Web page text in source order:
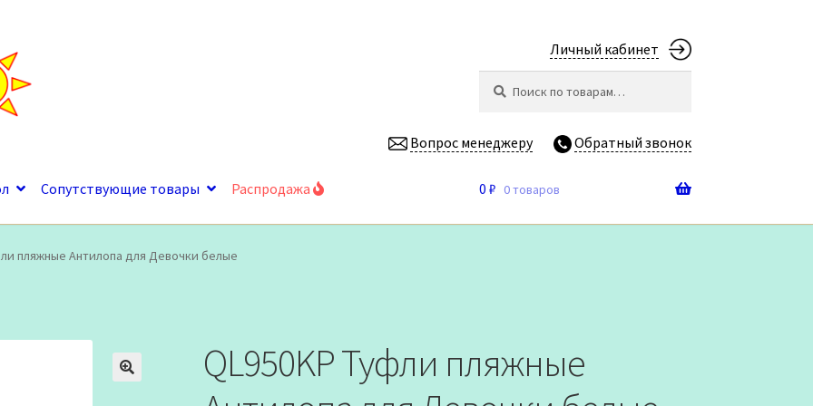
Личный кабинет
Вопрос менеджеру Обратный звонок
Сопутствующие товары Распродажа 0 ₽ 0 товаров
пляжные Антилопа для Девочки белые
QL950KP Туфли пляжные